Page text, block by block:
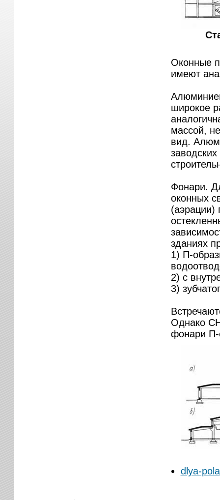
Оконные
имеют
широкое
массой,
вид.
Фонари.
оконных
(аэрации)
зданиях
1) П-
2) с
3)
Однако
фонари П-
dlya-pola